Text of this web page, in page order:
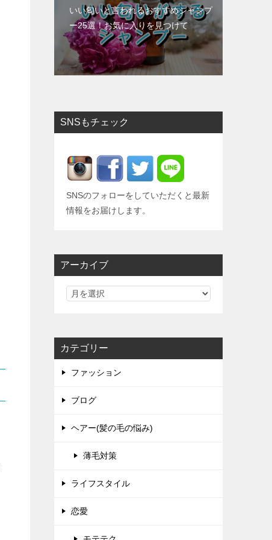
いい匂いと言われるおすすめシャンプ
ー25選！お気に入りを見つけて
SNSもチェック
SNSのフォローをしていただくと最新
情報をお届けします。
アーカイブ
カテゴリー
ファッション
ブログ
ヘアー(髪の毛の悩み)
薄毛対策
ライフスタイル
恋愛